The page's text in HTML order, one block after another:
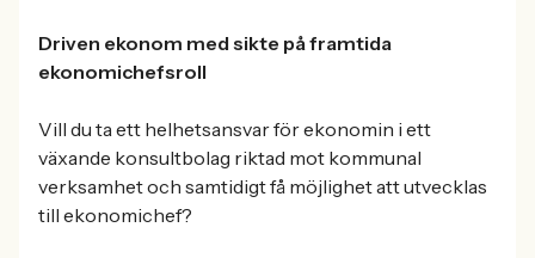
Driven ekonom med sikte på framtida
ekonomichefsroll
Vill du ta ett helhetsansvar för ekonomin i ett
växande konsultbolag riktad mot kommunal
verksamhet och samtidigt få möjlighet att utvecklas
till ekonomichef?